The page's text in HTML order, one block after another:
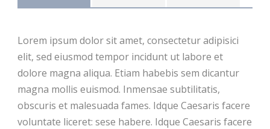
Lorem ipsum dolor sit amet, consectetur adipisici
elit, sed eiusmod tempor incidunt ut labore et
dolore magna aliqua. Etiam habebis sem dicantur
magna mollis euismod. Inmensae subtilitatis,
obscuris et malesuada fames. Idque Caesaris facere
voluntate liceret: sese habere. Idque Caesaris facere